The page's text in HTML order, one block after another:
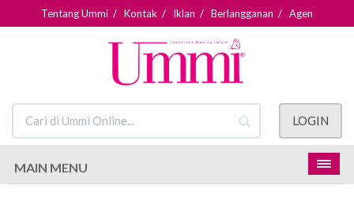
Tentang Ummi / Kontak / Iklan / Berlangganan / Agen
LOGIN
MAIN MENU